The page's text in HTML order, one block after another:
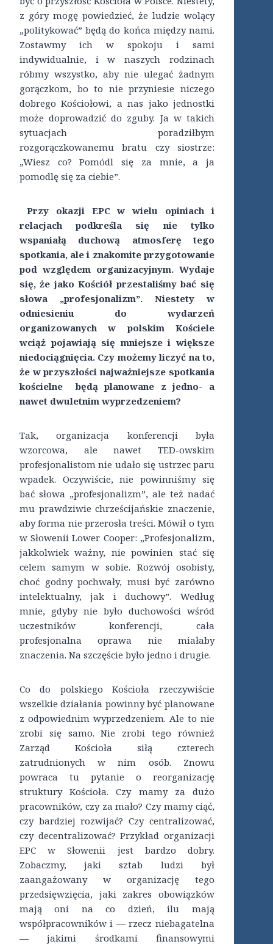
z góry mogę powiedzieć, że ludzie wolący
„politykować” będą do końca między nami.
Zostawmy ich w spokoju i sami
indywidualnie, i w naszych rodzinach
róbmy wszystko, aby nie ulegać żadnym
gorączkom, bo to nie przyniesie niczego
dobrego Kościołowi, a nas jako jednostki
może doprowadzić do zguby. Ja w takich
sytuacjach poradziłbym
rozgorączkowanemu bratu czy siostrze:
„Wiesz co? Pomódl się za mnie, a ja
pomodlę się za ciebie”.
Przy okazji EPC w wielu opiniach i
relacjach podkreśla się nie tylko
wspaniałą duchową atmosferę tego
spotkania, ale i znakomite przygotowanie
pod względem organizacyjnym. Wydaje
się, że jako Kościół przestaliśmy bać się
słowa „profesjonalizm”. Niestety w
odniesieniu do wydarzeń
organizowanych w polskim Kościele
wciąż pojawiają się mniejsze i większe
niedociągnięcia. Czy możemy liczyć na to,
że w przyszłości najważniejsze spotkania
kościelne będą planowane z jedno- a
nawet dwuletnim wyprzedzeniem?
Tak, organizacja konferencji była
wzorcowa, ale nawet TED-owskim
profesjonalistom nie udało się ustrzec paru
wpadek. Oczywiście, nie powinniśmy się
bać słowa „profesjonalizm”, ale też nadać
mu prawdziwie chrześcijańskie znaczenie,
aby forma nie przerosła treści. Mówił o tym
w Słowenii Lower Cooper: „Profesjonalizm,
jakkolwiek ważny, nie powinien stać się
celem samym w sobie. Rozwój osobisty,
choć godny pochwały, musi być zarówno
intelektualny, jak i duchowy”. Według
mnie, gdyby nie było duchowości wśród
uczestników konferencji, cała
profesjonalna oprawa nie miałaby
znaczenia. Na szczęście było jedno i drugie.
Co do polskiego Kościoła rzeczywiście
wszelkie działania powinny być planowane
z odpowiednim wyprzedzeniem. Ale to nie
zrobi się samo. Nie zrobi tego również
Zarząd Kościoła siłą czterech
zatrudnionych w nim osób. Znowu
powraca tu pytanie o reorganizację
struktury Kościoła. Czy mamy za dużo
pracowników, czy za mało? Czy mamy ciąć,
czy bardziej rozwijać? Czy centralizować,
czy decentralizować? Przykład organizacji
EPC w Słowenii jest bardzo dobry.
Zobaczmy, jaki sztab ludzi był
zaangażowany w organizację tego
przedsięwzięcia, jaki zakres obowiązków
mają oni na co dzień, ilu mają
współpracowników i — rzecz niebagatelna
— jakimi środkami finansowymi